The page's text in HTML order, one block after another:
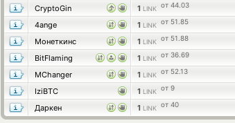
CryptoGin
1 LINK от 44.03
4ange
1 LINK от 51.85
Монеткинс
1 LINK от 51.88
BitFlaming
1 LINK от 36.69
MChanger
1 LINK от 52.13
IziBTC
1 LINK от 9
Даркен
1 LINK от 40